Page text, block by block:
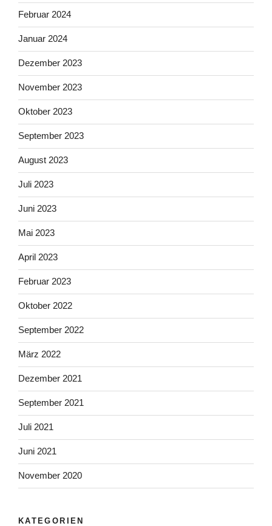
Februar 2024
Januar 2024
Dezember 2023
November 2023
Oktober 2023
September 2023
August 2023
Juli 2023
Juni 2023
Mai 2023
April 2023
Februar 2023
Oktober 2022
September 2022
März 2022
Dezember 2021
September 2021
Juli 2021
Juni 2021
November 2020
KATEGORIEN